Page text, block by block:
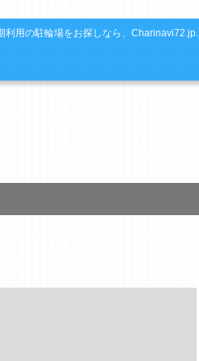
利用の駐輪場をお探しなら、Charinavi72.jp.